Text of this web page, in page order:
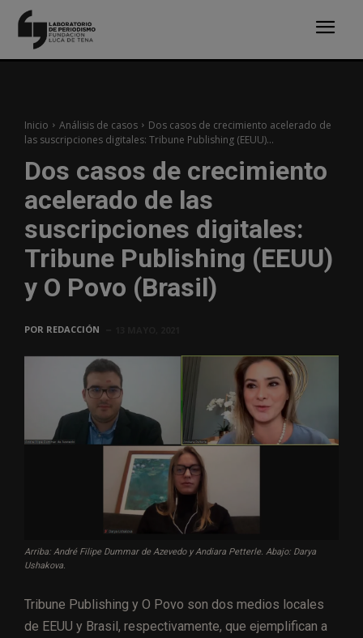
Inicio Análisis de casos
Dos casos de crecimiento acelerado de
las suscripciones digitales: Tribune Publishing (EEUU)...
Dos casos de crecimiento
acelerado de las
suscripciones digitales:
Tribune Publishing (EEUU)
y O Povo (Brasil)
POR REDACCIÓN
Arriba: André Filipe Dummar de Azevedo y Andiara Petterle. Abajo: Darya
Ushakova.
Tribune Publishing y O Povo son dos medios locales
de EEUU y Brasil, respectivamente, que ejemplifican a